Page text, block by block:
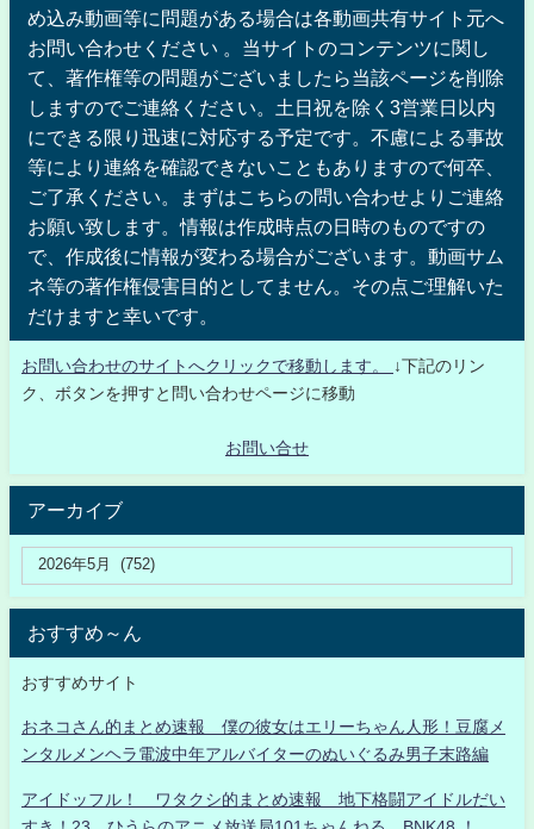
め込み動画等に問題がある場合は各動画共有サイト元へ
お問い合わせください 。当サイトのコンテンツに関し
て、著作権等の問題がございましたら当該ページを削除
しますのでご連絡ください。土日祝を除く3営業日以内
にできる限り迅速に対応する予定です。不慮による事故
等により連絡を確認できないこともありますので何卒、
ご了承ください。まずはこちらの問い合わせよりご連絡
お願い致します。情報は作成時点の日時のものですの
で、作成後に情報が変わる場合がございます。動画サム
ネ等の著作権侵害目的としてません。その点ご理解いた
だけますと幸いです。
お問い合わせのサイトへクリックで移動します。
↓下記のリン
ク、ボタンを押すと問い合わせページに移動
お問い合せ
アーカイブ
おすすめ～ん
おすすめサイト
おネコさん的まとめ速報 僕の彼女はエリーちゃん人形！豆腐メ
ンタルメンヘラ電波中年アルバイターのぬいぐるみ男子末路編
アイドッフル！ ワタクシ的まとめ速報 地下格闘アイドルだい